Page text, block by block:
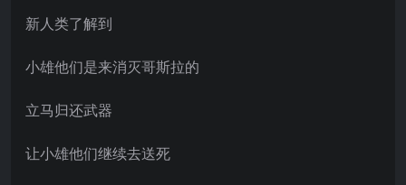
新人类了解到
小雄他们是来消灭哥斯拉的
立马归还武器
让小雄他们继续去送死